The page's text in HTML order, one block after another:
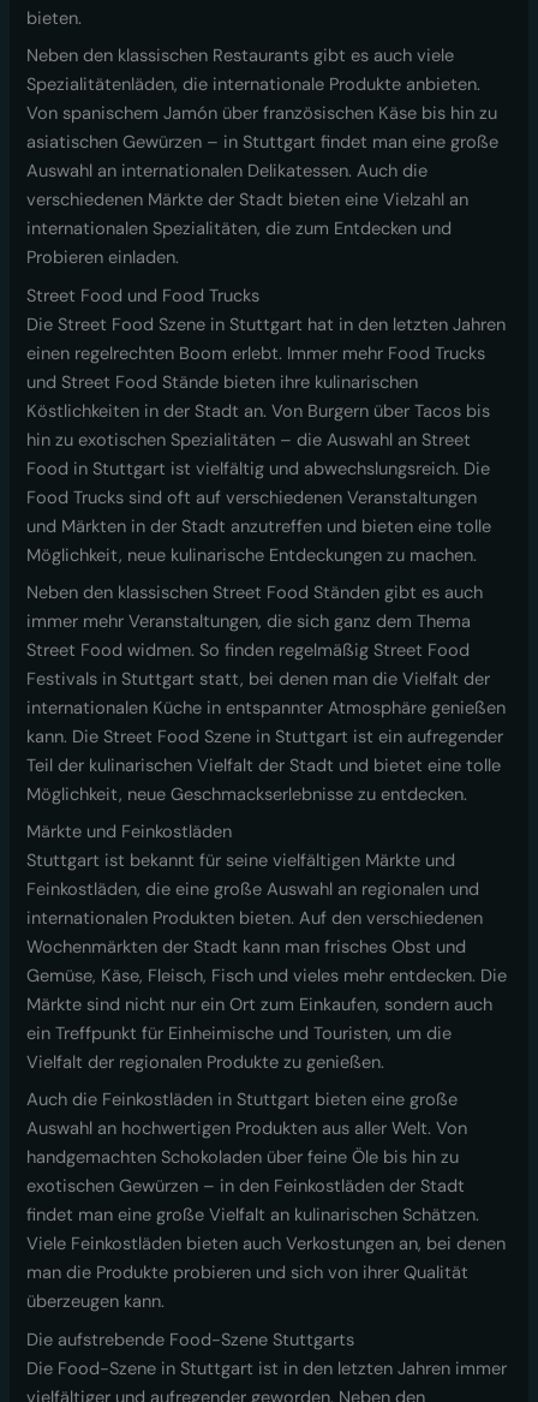
bieten.
Neben den klassischen Restaurants gibt es auch viele
Spezialitätenläden, die internationale Produkte anbieten.
Von spanischem Jamón über französischen Käse bis hin zu
asiatischen Gewürzen – in Stuttgart findet man eine große
Auswahl an internationalen Delikatessen. Auch die
verschiedenen Märkte der Stadt bieten eine Vielzahl an
internationalen Spezialitäten, die zum Entdecken und
Probieren einladen.
Street Food und Food Trucks
Die Street Food Szene in Stuttgart hat in den letzten Jahren
einen regelrechten Boom erlebt. Immer mehr Food Trucks
und Street Food Stände bieten ihre kulinarischen
Köstlichkeiten in der Stadt an. Von Burgern über Tacos bis
hin zu exotischen Spezialitäten – die Auswahl an Street
Food in Stuttgart ist vielfältig und abwechslungsreich. Die
Food Trucks sind oft auf verschiedenen Veranstaltungen
und Märkten in der Stadt anzutreffen und bieten eine tolle
Möglichkeit, neue kulinarische Entdeckungen zu machen.
Neben den klassischen Street Food Ständen gibt es auch
immer mehr Veranstaltungen, die sich ganz dem Thema
Street Food widmen. So finden regelmäßig Street Food
Festivals in Stuttgart statt, bei denen man die Vielfalt der
internationalen Küche in entspannter Atmosphäre genießen
kann. Die Street Food Szene in Stuttgart ist ein aufregender
Teil der kulinarischen Vielfalt der Stadt und bietet eine tolle
Möglichkeit, neue Geschmackserlebnisse zu entdecken.
Märkte und Feinkostläden
Stuttgart ist bekannt für seine vielfältigen Märkte und
Feinkostläden, die eine große Auswahl an regionalen und
internationalen Produkten bieten. Auf den verschiedenen
Wochenmärkten der Stadt kann man frisches Obst und
Gemüse, Käse, Fleisch, Fisch und vieles mehr entdecken. Die
Märkte sind nicht nur ein Ort zum Einkaufen, sondern auch
ein Treffpunkt für Einheimische und Touristen, um die
Vielfalt der regionalen Produkte zu genießen.
Auch die Feinkostläden in Stuttgart bieten eine große
Auswahl an hochwertigen Produkten aus aller Welt. Von
handgemachten Schokoladen über feine Öle bis hin zu
exotischen Gewürzen – in den Feinkostläden der Stadt
findet man eine große Vielfalt an kulinarischen Schätzen.
Viele Feinkostläden bieten auch Verkostungen an, bei denen
man die Produkte probieren und sich von ihrer Qualität
überzeugen kann.
Die aufstrebende Food-Szene Stuttgarts
Die Food-Szene in Stuttgart ist in den letzten Jahren immer